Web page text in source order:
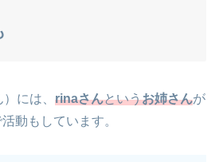
には、 rinaさんというお姉さんが
動もしています。